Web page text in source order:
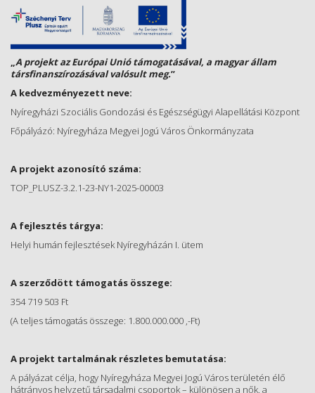
„A projekt az Európai Unió támogatásával, a magyar állam
társfinanszírozásával valósult meg.”
A kedvezményezett neve:
Nyíregyházi Szociális Gondozási és Egészségügyi Alapellátási Központ
Főpályázó: Nyíregyháza Megyei Jogú Város Önkormányzata
A projekt azonosító száma:
TOP_PLUSZ-3.2.1-23-NY1-2025-00003
A fejlesztés tárgya:
Helyi humán fejlesztések Nyíregyházán I. ütem
A szerződött támogatás összege:
354 719 503 Ft
(A teljes támogatás összege: 1.800.000.000 ,-Ft)
A projekt tartalmának részletes bemutatása:
A pályázat célja, hogy Nyíregyháza Megyei Jogú Város területén élő
hátrányos helyzetű társadalmi csoportok – különösen a nők, a